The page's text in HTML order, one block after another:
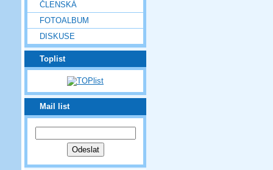
ČLENSKÁ
FOTOALBUM
DISKUSE
Toplist
Mail list